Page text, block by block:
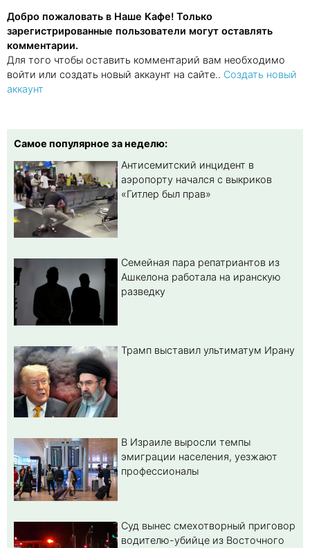
Добро пожаловать в Наше Кафе! Только
зарегистрированные пользователи могут оставлять
комментарии.
Для того чтобы оставить комментарий вам необходимо
войти или создать новый аккаунт на сайте.. Создать новый
аккаунт
Самое популярное за неделю:
Антисемитский инцидент в
аэропорту начался с выкриков
«Гитлер был прав»
Семейная пара репатриантов из
Ашкелона работала на иранскую
разведку
Трамп выставил ультиматум Ирану
В Израиле выросли темпы
эмиграции населения, уезжают
профессионалы
Суд вынес смехотворный приговор
водителю-убийце из Восточного